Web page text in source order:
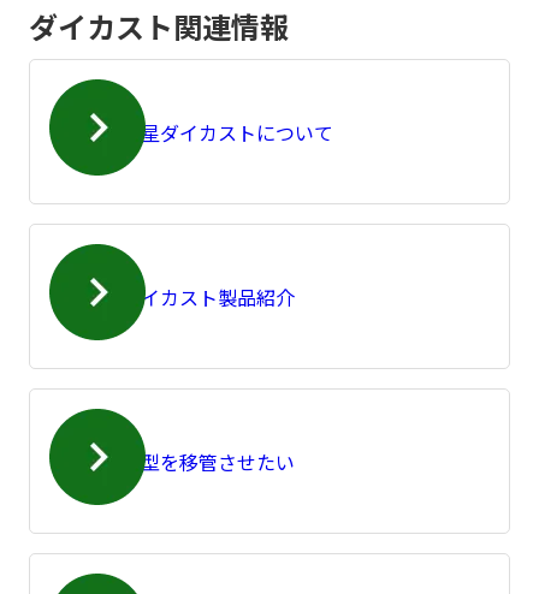
ダイカスト関連情報
七星ダイカストについて
ダイカスト製品紹介
金型を移管させたい